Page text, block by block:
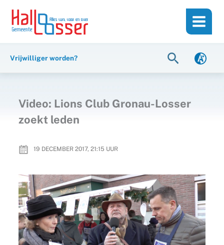
inhoud
naar
Vrijwilliger worden? Zoeken
Video: Lions Club Gronau-Losser
zoekt leden
19 DECEMBER 2017, 21:15 UUR